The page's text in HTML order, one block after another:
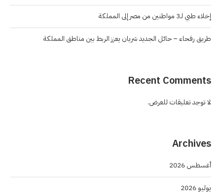
إخلاء طبي لـ3 مواطنين من مصر إلى المملكة
طريق رفحاء – حائل الجديد شريان يعزز الربط بين مناطق المملكة
Recent Comments
لا توجد تعليقات للعرض.
Archives
أغسطس 2026
يوليو 2026